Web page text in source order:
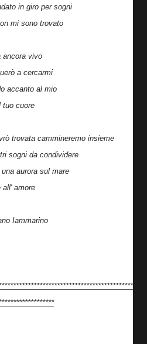
in giro per sogni
mi sono trovato
ancora vivo
a cercarmi
accanto al mio
tuo cuore
trovata cammineremo insieme
sogni da condividere
aurora sul mare
all' amore
Iammarino